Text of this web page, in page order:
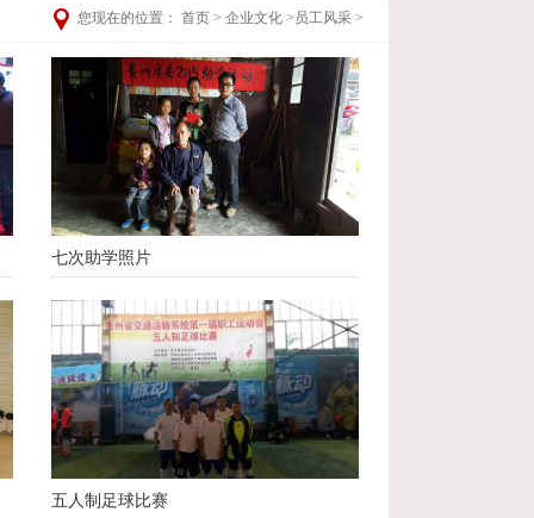
您现在的位置： 首页 > 企业文化 > 员工风采 >
七次助学照片
五人制足球比赛